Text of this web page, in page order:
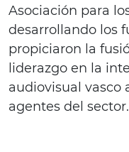
Asociación para
desarrollando los
propiciaron la
liderazgo en la
audiovisual vasco
agentes del sector.